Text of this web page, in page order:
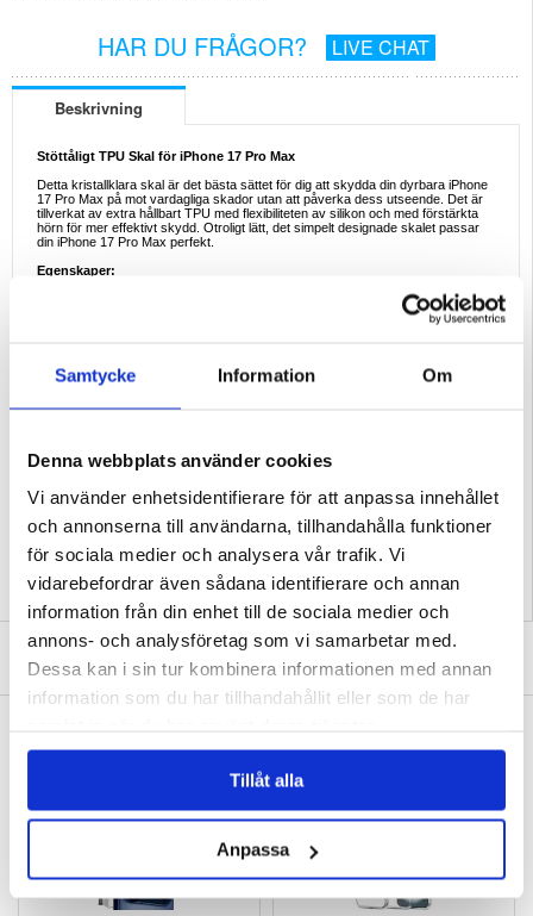
Samtycke Information Om
Denna webbplats använder cookies
Vi använder enhetsidentifierare för att anpassa innehållet
och annonserna till användarna, tillhandahålla funktioner
för sociala medier och analysera vår trafik. Vi
vidarebefordrar även sådana identifierare och annan
information från din enhet till de sociala medier och
annons- och analysföretag som vi samarbetar med.
Dessa kan i sin tur kombinera informationen med annan
information som du har tillhandahållit eller som de har
Tillåt alla
Anpassa
HAR DU FRÅGOR? LIVE CHAT
Beskrivning
Stöttåligt TPU Skal för iPhone 17 Pro Max
Detta kristallklara skal är det bästa sättet för dig att skydda din dyrbara iPhone
17 Pro Max på mot vardagliga skador utan att påverka dess utseende. Det är
tillverkat av extra hållbart TPU med flexibiliteten av silikon och med förstärkta
hörn för mer effektivt skydd. Otroligt lätt, det simpelt designade skalet passar
din iPhone 17 Pro Max perfekt.
Egenskaper:
- Förstärkta hörn ger perfekt skydd mot stötar och fall för din iPhone 17 Pro
Max
- Skalet är tillverkat av extra hållbart TPU
Kompatibilitet:iPhone 17 Pro Max
EAN: 5714122547729
Relaterade kategorier:Mobiltillbehör ,iPhone Skal & Tillbehör,iPhone 17 Pro
SKRIV EN RECENSION
iPhone 17 Pro Max Skärmskydd av härdat
iPhone 17 Pro Max Tech-Protect MagFlex-
orange